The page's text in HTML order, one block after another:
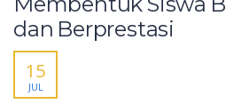
dan Berprestasi
15
JUL